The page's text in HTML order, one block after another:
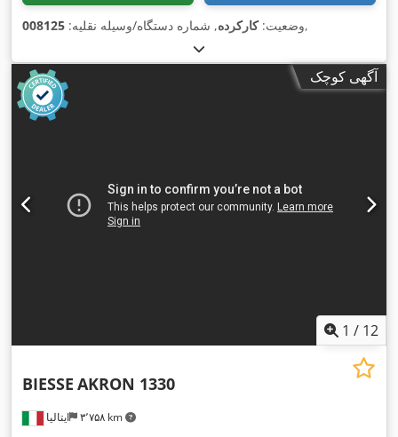
وضعیت:کارکرده, شماره دستگاه/وسیله نقلیه: 008125 ,
آگهی کوچک
1 / 12
ایتالیا ۳٬۷۵۸ km
BIESSE AKRON 1330